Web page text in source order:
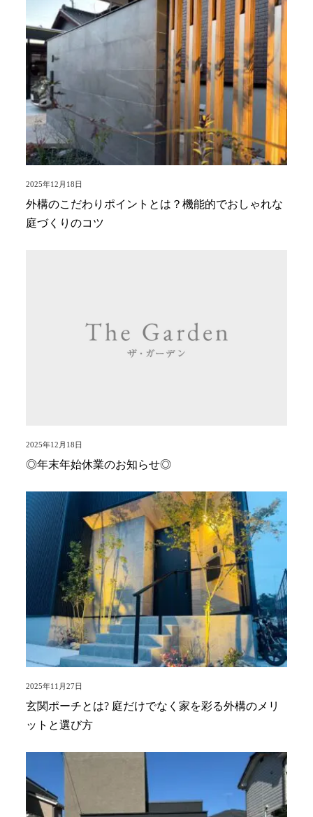
2025年12月18日
外構のこだわりポイントとは？機能的でおしゃれな
庭づくりのコツ
2025年12月18日
◎年末年始休業のお知らせ◎
2025年11月27日
玄関ポーチとは? 庭だけでなく家を彩る外構のメリ
ットと選び方